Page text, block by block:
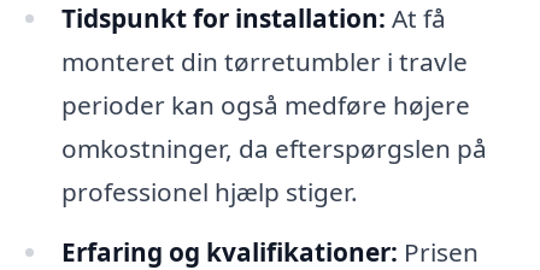
Tidspunkt for installation: At få
monteret din tørretumbler i travle
perioder kan også medføre højere
omkostninger, da efterspørgslen på
professionel hjælp stiger.
Erfaring og kvalifikationer: Prisen